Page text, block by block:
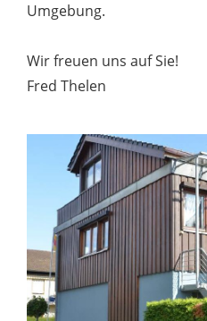
Umgebung.
Wir freuen uns auf Sie!
Fred Thelen